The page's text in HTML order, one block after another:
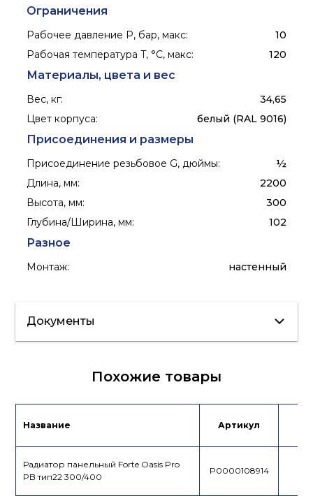
Ограничения
Рабочее давление P, бар, макс:
10
Рабочая температура T, °C, макс: 120
Материалы, цвета и вес
Вес, кг:
34,65
Цвет корпуса: белый (RAL 9016)
Присоединения и размеры
Присоединение резьбовое G, дюймы:
½
Длина, мм:
2200
Высота, мм:
300
Глубина/Ширина, мм: 102
Разное
Монтаж: настенный
Документы
Похожие товары
Название Артикул
Радиатор панельный Forte Oasis Pro
PB тип22 300/400
P0000108914